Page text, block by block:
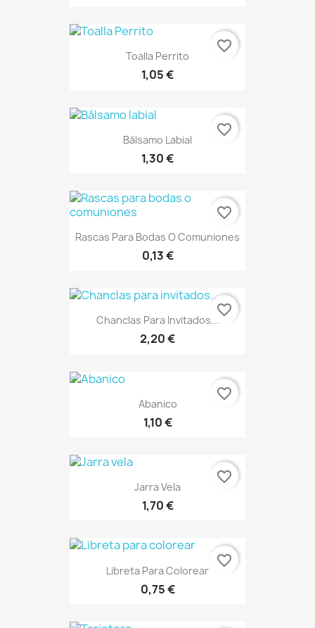
Toalla Perrito
1,05 €
favorite_border
Bálsamo Labial
1,30 €
favorite_border
Rascas Para Bodas O Comuniones
0,13 €
favorite_border
Chanclas Para Invitados...
2,20 €
favorite_border
Abanico
1,10 €
favorite_border
Jarra Vela
1,70 €
favorite_border
Libreta Para Colorear
0,75 €
favorite_border